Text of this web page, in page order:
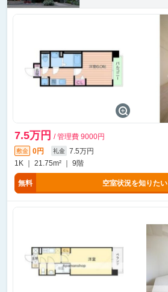
7.5万円 / 管理費 9000円
敷金 0円 礼金
7.5万円
1K ｜ 21.75m² ｜ 9階
無料 空室状況を知りたい